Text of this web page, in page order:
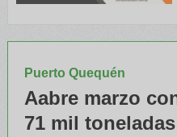
Puerto Quequén
Aabre marzo
71 mil